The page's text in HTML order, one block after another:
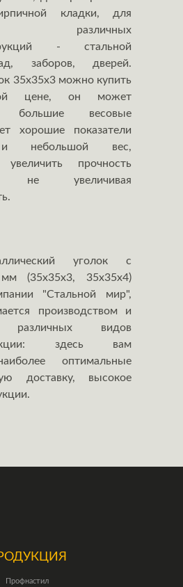
кладки, для
различных
- стальной
заборов, дверей.
35х35х3 можно купить
цене, он может
большие весовые
хорошие показатели
и небольшой вес,
прочность
не увеличивая
уголок с
(35х35х3, 35х35х4)
"Стальной мир",
производством и
различных видов
здесь вам
оптимальные
доставку, высокое
Профнастил